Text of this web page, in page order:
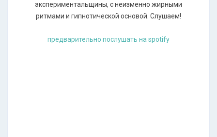
экспериментальщины, с неизменно жирными
ритмами и гипнотической основой. Слушаем!
предварительно послушать на spotify